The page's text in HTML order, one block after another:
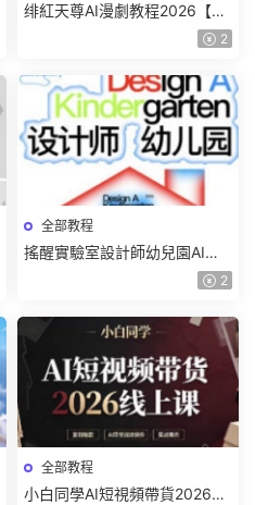
绯紅天尊AI漫劇教程2026【畫
2
全部教程
搖醒實驗室設計師幼兒園AI軟
件基礎課2025【畫質不錯有素
2
全部教程
小白同學AI短視頻帶貨2026線